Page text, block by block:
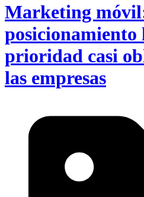
Marketing
posicionamiento
prioridad casi
las empresas